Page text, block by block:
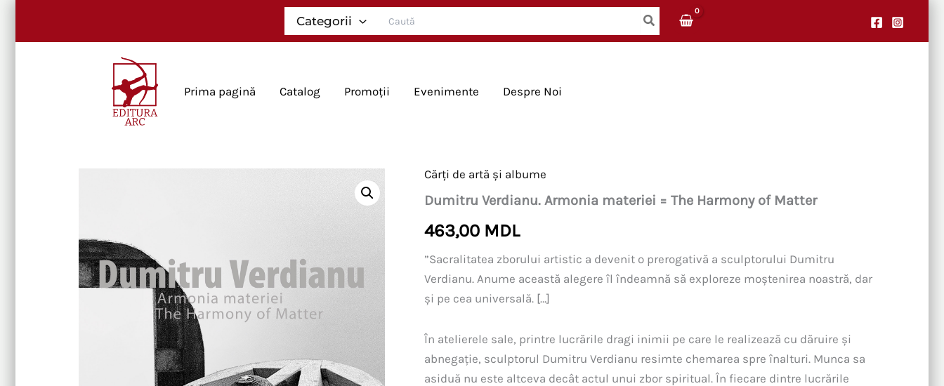
Categorii
for:
Prima pagină Catalog Promoții Evenimente Despre Noi
Cărți de artă și albume
Dumitru Verdianu. Armonia materiei = The Harmony of Matter
463,00 MDL
”Sacralitatea zborului artistic a devenit o prerogativă a sculptorului Dumitru
Verdianu. Anume această alegere îl îndeamnă să exploreze moștenirea noastră, dar
și pe cea universală. […]
În atelierele sale, printre lucrările dragi inimii pe care le realizează cu dăruire și
abnegație, sculptorul Dumitru Verdianu resimte chemarea spre înalturi. Munca sa
asiduă nu este altceva decât actul unui zbor spiritual. În fiecare dintre lucrările